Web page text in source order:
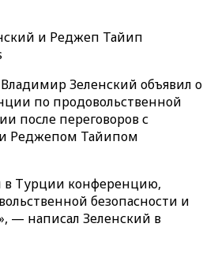
и Реджеп Тайип
Зеленский объявил о
по продовольственной
после переговоров с
Реджепом Тайипом
в Турции конференцию,
безопасности и
— написал Зеленский в